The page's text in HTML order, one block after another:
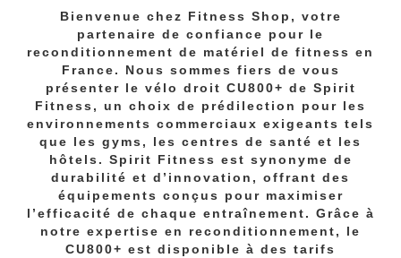
Bienvenue chez Fitness Shop, votre
partenaire de confiance pour le
reconditionnement de matériel de fitness en
France. Nous sommes fiers de vous
présenter le vélo droit CU800+ de Spirit
Fitness, un choix de prédilection pour les
environnements commerciaux exigeants tels
que les gyms, les centres de santé et les
hôtels. Spirit Fitness est synonyme de
durabilité et d’innovation, offrant des
équipements conçus pour maximiser
l’efficacité de chaque entraînement. Grâce à
notre expertise en reconditionnement, le
CU800+ est disponible à des tarifs